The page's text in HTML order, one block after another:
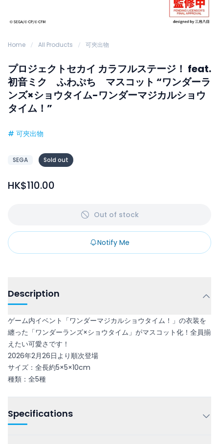
Home All Products 可夾出物
プロジェクトセカイ カラフルステージ！ feat.
初音ミク ふわぷち マスコット “ワンダーラ
ンズ×ショウタイム-ワンダーマジカルショウ
タイム！”
# 可夾出物
SEGA Sold out
HK$110.00
Out of stock
Notify Me
Description
ゲーム内イベント「ワンダーマジカルショウタイム！」の衣装を
纏った「ワンダーランズ×ショウタイム」がマスコット化！全員揃
えたい可愛さです！
2026年2月26日より順次登場
サイズ：全長約5×5×10cm
種類：全5種
Specifications